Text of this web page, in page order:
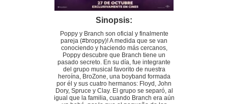
Sinopsis:
Poppy y Branch son oficial y finalmente
pareja (#broppy)! A medida que se van
conociendo y haciendo más cercanos,
Poppy descubre que Branch tiene un
pasado secreto. En su día, fue integrante
del grupo musical favorito de nuestra
heroína, BroZone, una boyband formada
por él y sus cuatro hermanos: Floyd, John
Dory, Spruce y Clay. El grupo se separó, al
igual que la familia, cuando Branch era aún